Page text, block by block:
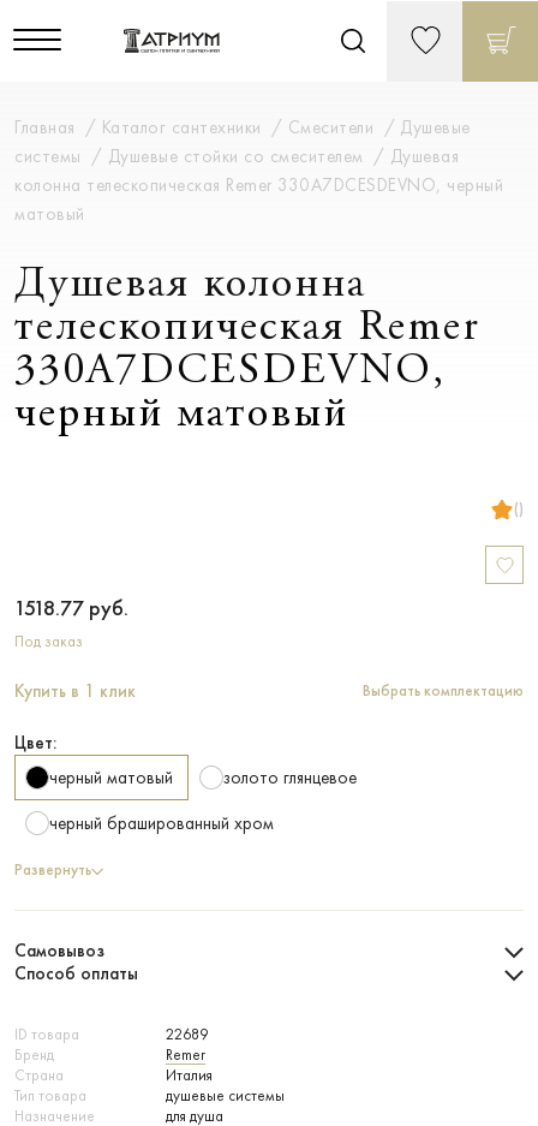
Главная Каталог сантехники Смесители
Душевые
системы
Душевые стойки со смесителем
Душевая
колонна телескопическая Remer 330A7DCESDEVNO, черный
матовый
Душевая колонна
телескопическая Remer
330A7DCESDEVNO,
черный матовый
()
ID товара
22689
Бренд
Remer
Страна
Италия
Тип товара
душевые системы
Назначение
для душа
1518.77 руб.
Под заказ
Купить в 1 клик Выбрать комплектацию
Цвет:
черный матовый
золото глянцевое
черный брашированный хром
Развернуть
Самовывоз
Способ оплаты